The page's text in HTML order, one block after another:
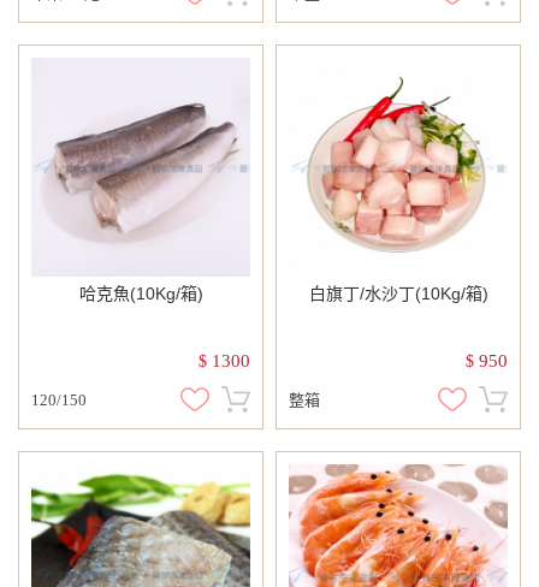
哈克魚(10Kg/箱)
$ 1300
120/150
白旗丁/水沙丁(10Kg/箱)
$ 950
整箱